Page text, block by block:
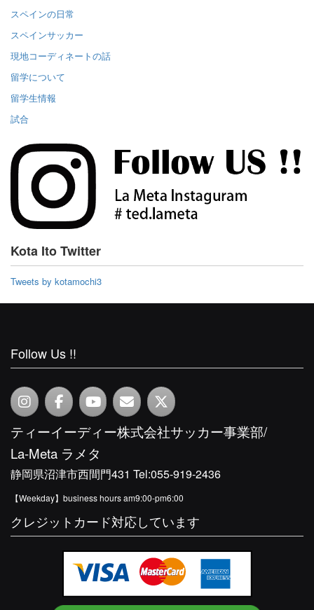
スペインの日常
スペインサッカー
現地コーディネートの話
留学について
留学生情報
試合
Kota Ito Twitter
Tweets by kotamochi3
Follow Us !!
ティーイーディー株式会社サッカー事業部/
La-Meta ラメタ
静岡県沼津市西間門431 Tel:055-919-2436
【Weekday】business hours am9:00-pm6:00
クレジットカード対応しています